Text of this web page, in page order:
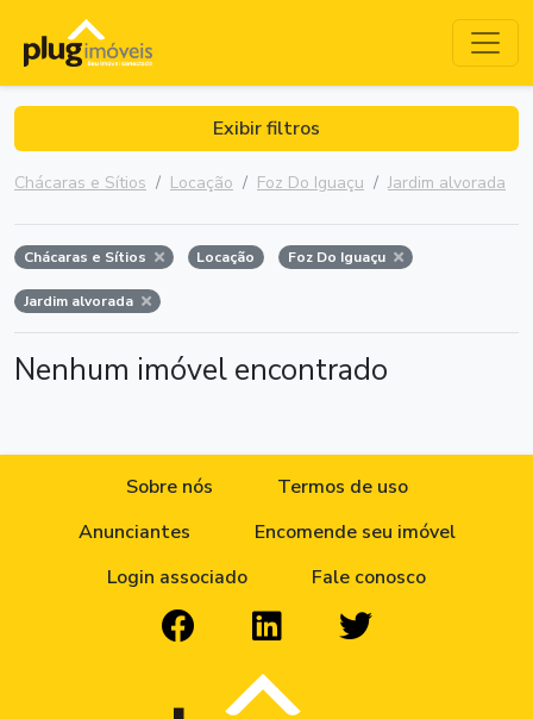
Exibir filtros
Chácaras e Sítios Locação Foz Do Iguaçu Jardim alvorada
Chácaras e Sítios Locação Foz Do Iguaçu
Jardim alvorada
Nenhum imóvel encontrado
Sobre nós
Termos de uso
Anunciantes
Encomende seu imóvel
Login associado
Fale conosco